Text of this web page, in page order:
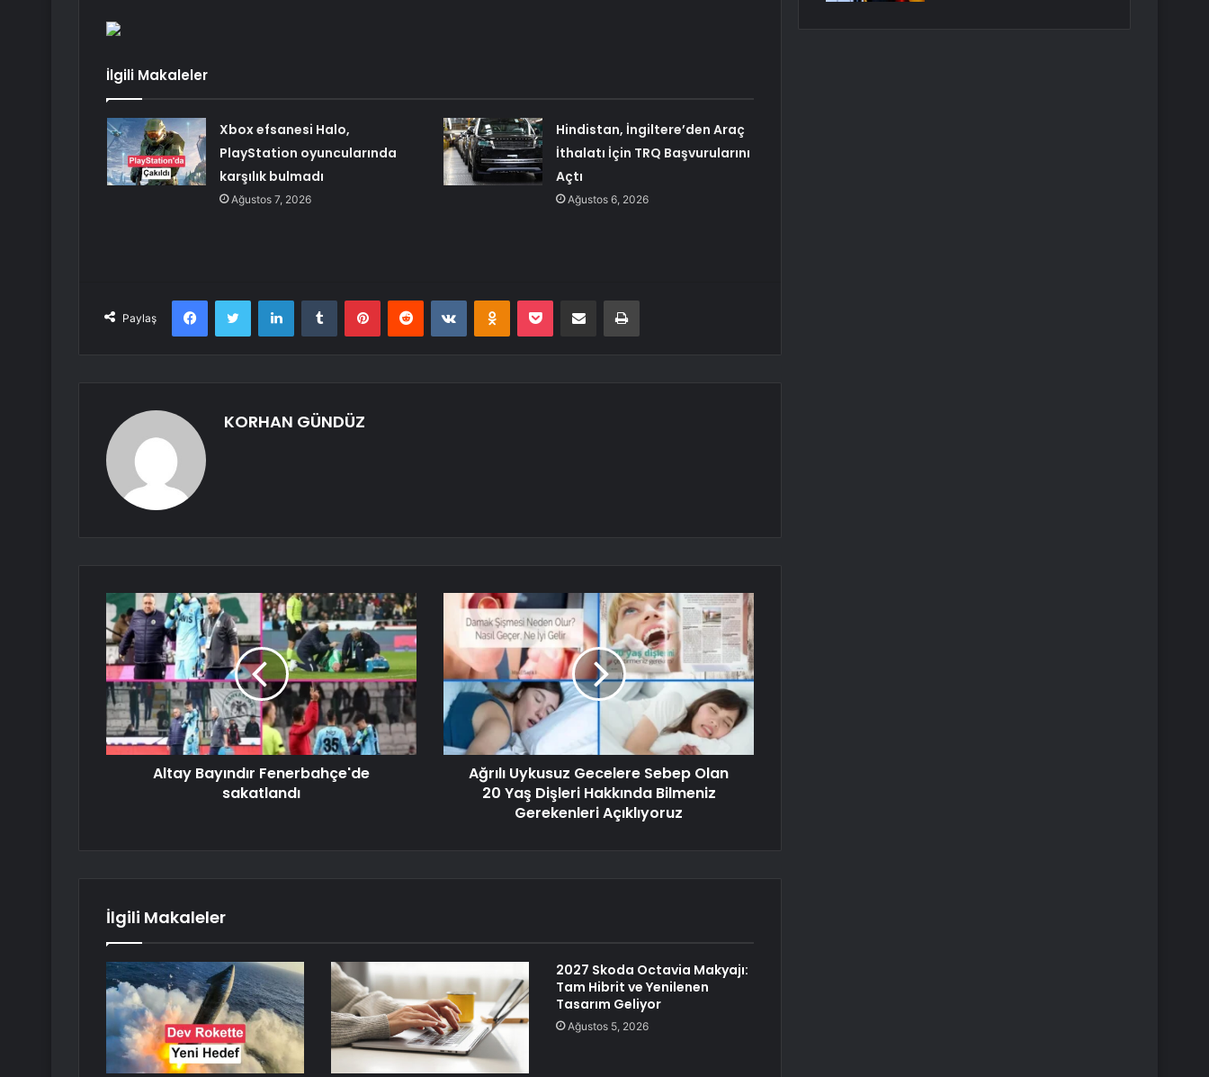
İlgili Makaleler
Xbox efsanesi Halo,
PlayStation oyuncularında
karşılık bulmadı
Ağustos 7, 2026
Hindistan, İngiltere’den Araç
İthalatı İçin TRQ Başvurularını
Açtı
Ağustos 6, 2026
Paylaş
FacebookTwitter LinkedInTumblr PinterestReddit VKontakteOdnoklassniki
Pocket E-Posta ile paylaş Yazdır
KORHAN GÜNDÜZ
Altay Bayındır Fenerbahçe'de
sakatlandı
Ağrılı Uykusuz Gecelere Sebep Olan
20 Yaş Dişleri Hakkında Bilmeniz
Gerekenleri Açıklıyoruz
İlgili Makaleler
2027 Skoda Octavia Makyajı:
Tam Hibrit ve Yenilenen
Tasarım Geliyor
Ağustos 5, 2026